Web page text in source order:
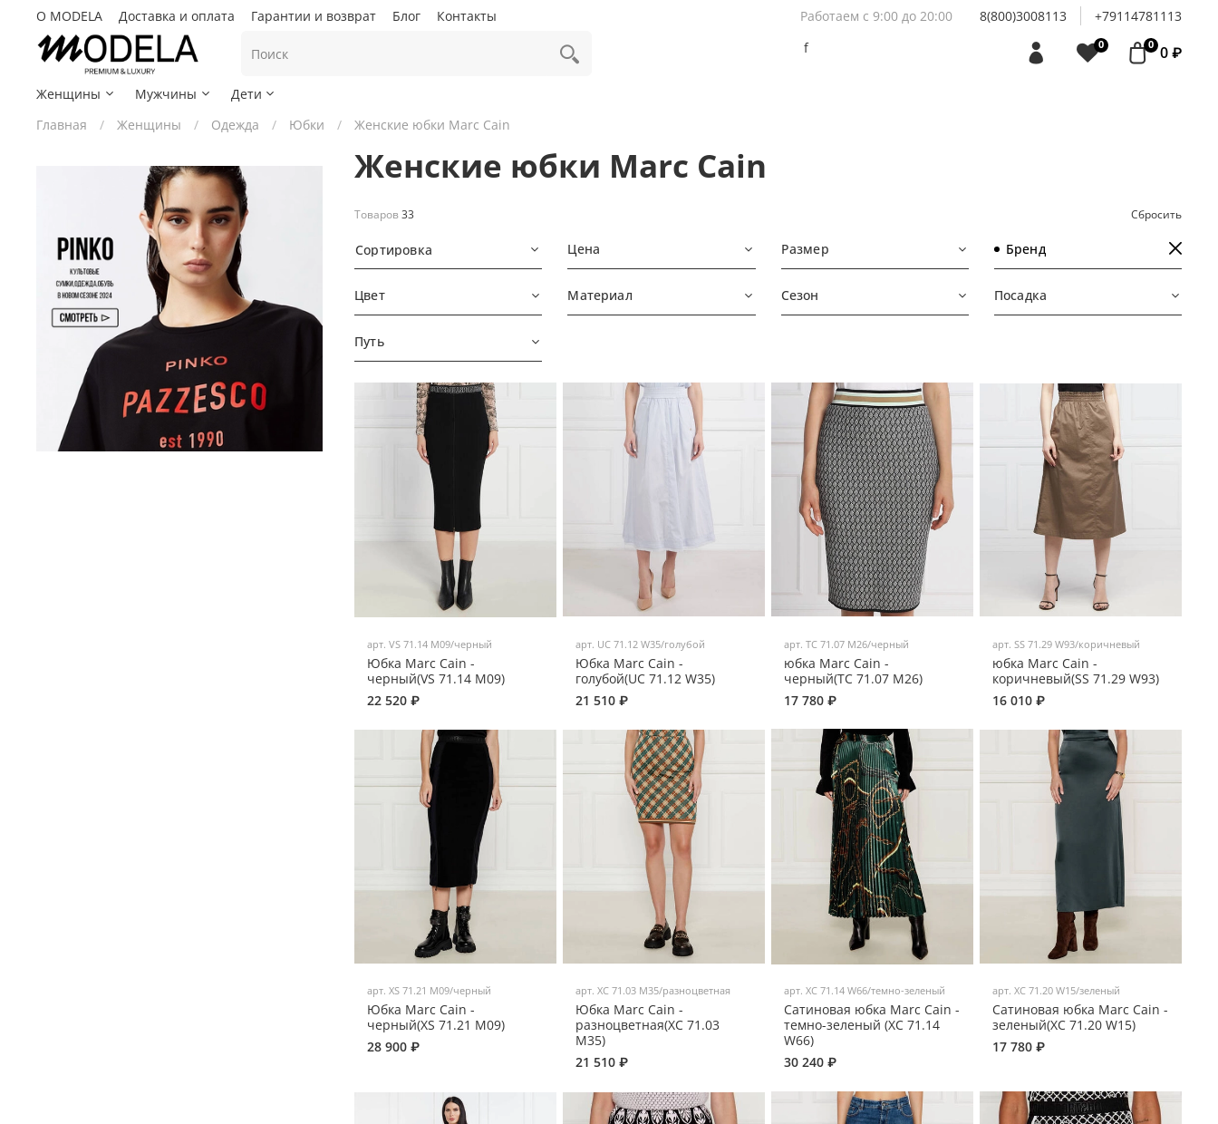
О MODELA Доставка и оплата Гарантии и возврат Блог Контакты Работаем с 9:00 до 20:00 8(800)3008113
+79114781113
f
0 0 0 ₽
Женщины Мужчины
Дети
Главная
Женщины Одежда Юбки Женские юбки Marc Cain
Женские юбки Marc Cain
Товаров33 Сбросить
Сортировка Цена Размер Бренд
Цвет Материал Сезон Посадка
Путь
арт.VS 71.14 M09/черный
Юбка Marc Cain -
черный(VS 71.14 M09)
22 520 ₽
арт. UC 71.12 W35/голубой
Юбка Marc Cain -
голубой(UC 71.12 W35)
21 510 ₽
арт.TC 71.07 M26/черный
юбка Marc Cain -
черный(TC 71.07 M26)
17 780 ₽
арт. SS 71.29 W93/коричневый
юбка Marc Cain -
коричневый(SS 71.29 W93)
16 010 ₽
арт.XS 71.21 M09/черный
Юбка Marc Cain -
черный(XS 71.21 M09)
28 900 ₽
арт.XC 71.03 M35/разноцветная
Юбка Marc Cain -
разноцветная(XC 71.03
M35)
21 510 ₽
арт.XC 71.14 W66/темно-зеленый
Сатиновая юбка Marc Cain -
темно-зеленый (XC 71.14
W66)
30 240 ₽
арт. XC 71.20 W15/зеленый
Сатиновая юбка Marc Cain -
зеленый(XC 71.20 W15)
17 780 ₽